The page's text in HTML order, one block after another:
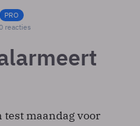
PRO
0 reacties
test maandag voor